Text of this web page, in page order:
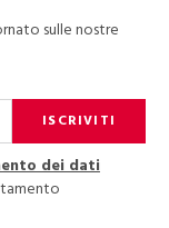
sulle nostre
ISCRIVITI
dei dati